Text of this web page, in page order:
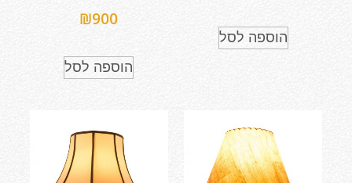
הוספה לסל
₪900
הוספה לסל